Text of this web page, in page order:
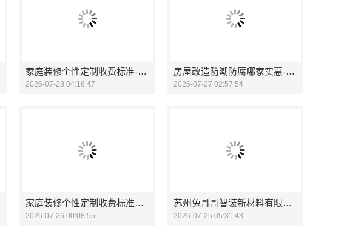
家庭装修个性定制收费标准-顶派全铝高端定制
2026-07-28 04:16:47
房屋改造防潮防腐哪家实惠-顶派全铝高端定制
2026-07-27 02:57:54
家庭装修个性定制收费标准，顶派全铝高端定制
2026-07-26 00:08:55
苏州兔哥哥智装新材料有限公司工业园区儿童房环保家
2026-07-25 05:31:43